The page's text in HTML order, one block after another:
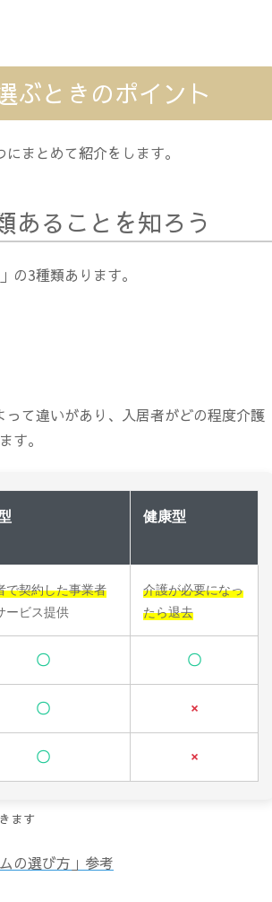
ぶときのポイント
まとめて紹介をします。
あることを知ろう
の3種類あります。
て違いがあり、入居者がどの程度介護
す。
健康型
で契約した事業者
ービス提供
介護が必要になっ
たら退去
〇 〇
〇 ×
〇 ×
ます
の選び方」参考